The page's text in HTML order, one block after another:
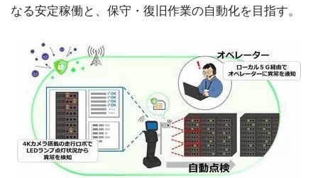
なる安定稼働と、保守・復旧作業の自動化を目指す。